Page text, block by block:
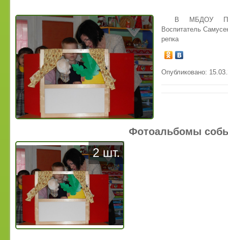
В МБДОУ
Воспитатель
репка
Опубликовано:
Фотоальбомы
2 шт.